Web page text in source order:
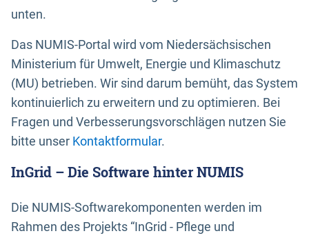
unten.
Das NUMIS-Portal wird vom Niedersächsischen
Ministerium für Umwelt, Energie und Klimaschutz
(MU) betrieben. Wir sind darum bemüht, das System
kontinuierlich zu erweitern und zu optimieren. Bei
Fragen und Verbesserungsvorschlägen nutzen Sie
bitte unser Kontaktformular.
InGrid – Die Software hinter NUMIS
Die NUMIS-Softwarekomponenten werden im
Rahmen des Projekts “InGrid - Pflege und